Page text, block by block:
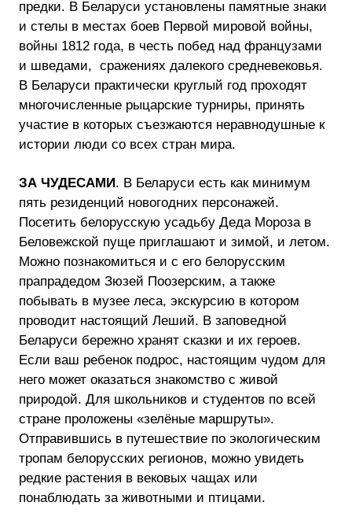
предки. В Беларуси установлены памятные знаки
и стелы в местах боев Первой мировой войны,
войны 1812 года, в честь побед над французами
и шведами, сражениях далекого средневековья.
В Беларуси практически круглый год проходят
многочисленные рыцарские турниры, принять
участие в которых съезжаются неравнодушные к
истории люди со всех стран мира.
ЗА ЧУДЕСАМИ. В Беларуси есть как минимум
пять резиденций новогодних персонажей.
Посетить белорусскую усадьбу Деда Мороза в
Беловежской пуще приглашают и зимой, и летом.
Можно познакомиться и с его белорусским
прапрадедом Зюзей Поозерским, а также
побывать в музее леса, экскурсию в котором
проводит настоящий Леший. В заповедной
Беларуси бережно хранят сказки и их героев.
Если ваш ребенок подрос, настоящим чудом для
него может оказаться знакомство с живой
природой. Для школьников и студентов по всей
стране проложены «зелёные маршруты».
Отправившись в путешествие по экологическим
тропам белорусских регионов, можно увидеть
редкие растения в вековых чащах или
понаблюдать за животными и птицами.